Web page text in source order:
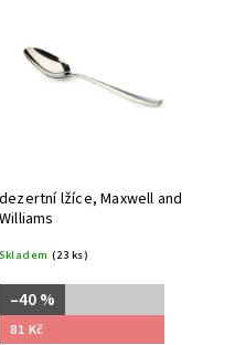
dezertní lžíce, Maxwell and
Williams
Skladem (23 ks)
–40 %
81 Kč